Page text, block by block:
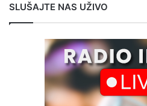
SLUŠAJTE NAS UŽIVO